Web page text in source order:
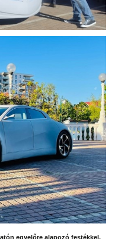
egyelőre alapozó festékkel,